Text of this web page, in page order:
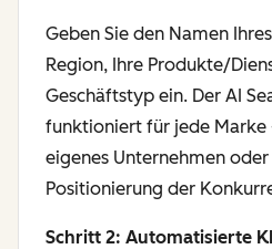
Geben Sie den Namen
Region, Ihre Produkte/
Geschäftstyp ein. Der AI
funktioniert für jede Marke
eigenes Unternehmen
Positionierung der
Schritt 2: Automatisierte